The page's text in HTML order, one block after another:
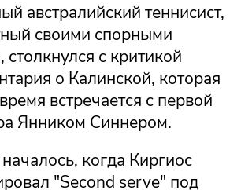
австралийский теннисист,
своими спорными
с критикой
о Калинской, которая
встречается с первой
Янником Синнером.
когда Киргиос
"Second serve" под